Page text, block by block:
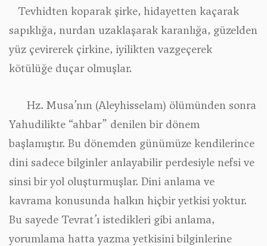
Tevhidten koparak şirke, hidayetten kaçarak
sapıklığa, nurdan uzaklaşarak karanlığa, güzelden
yüz çevirerek çirkine, iyilikten vazgeçerek
kötülüğe duçar olmuşlar.
Hz. Musa’nın (Aleyhisselam) ölümünden sonra
Yahudilikte “ahbar” denilen bir dönem
başlamıştır. Bu dönemden günümüze kendilerince
dini sadece bilginler anlayabilir perdesiyle nefsi ve
sinsi bir yol oluşturmuşlar. Dini anlama ve
kavrama konusunda halkın hiçbir yetkisi yoktur.
Bu sayede Tevrat’ı istedikleri gibi anlama,
yorumlama hatta yazma yetkisini bilginlerine